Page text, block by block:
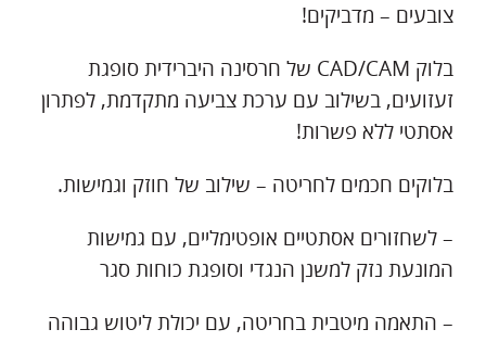
צובעים – מדביקים!
בלוק CAD/CAM של חרסינה היברידית סופגת
זעזועים, בשילוב עם ערכת צביעה מתקדמת, לפתרון
אסתטי ללא פשרות!
בלוקים חכמים לחריטה – שילוב של חוזק וגמישות.
– לשחזורים אסתטיים אופטימליים, עם גמישות
המונעת נזק למשנן הנגדי וסופגת כוחות סגר
– התאמה מיטבית בחריטה, עם יכולת ליטוש גבוהה